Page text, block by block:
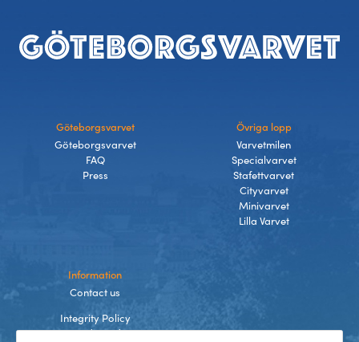
Footer
Göteborgsvarvet
Göteborgsvarvet
FAQ
Press
Övriga lopp
Varvetmilen
Specialvarvet
Stafettvarvet
Cityvarvet
Minivarvet
Lilla Varvet
Information
Contact us
Integrity Policy
Terms and Conditions